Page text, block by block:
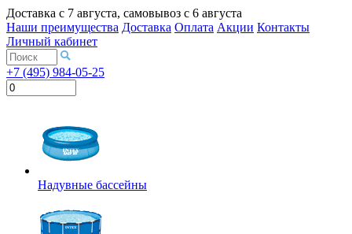
Доставка с 7 августа, самовывоз с 6 августа
Наши преимущества Доставка Оплата Акции Контакты
Личный кабинет
+7 (495) 984-05-25
Надувные бассейны